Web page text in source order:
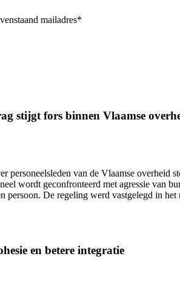
mailadres*
stijgt fors binnen Vlaamse
personeelsleden van de Vlaamse overheid
wordt geconfronteerd met agressie
persoon. De regeling werd vastgelegd in
en betere integratie